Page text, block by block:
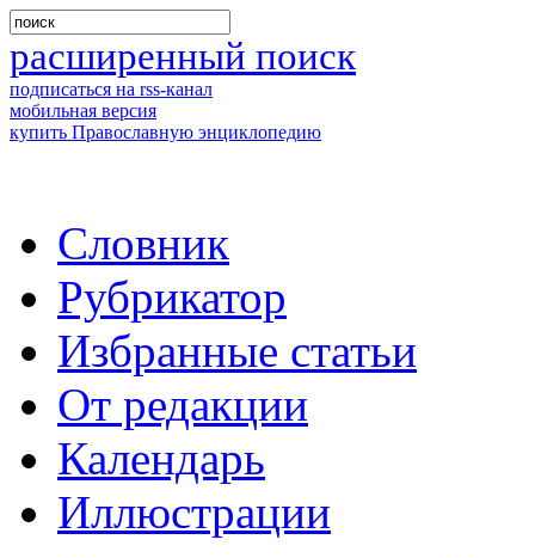
расширенный поиск
подписаться на rss-канал
мобильная версия
купить Православную энциклопедию
Словник
Рубрикатор
Избранные статьи
От редакции
Календарь
Иллюстрации